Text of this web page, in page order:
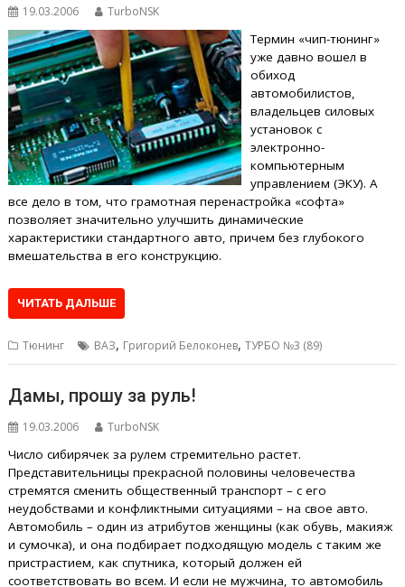
19.03.2006 TurboNSK
Термин «чип-тюнинг»
уже давно вошел в
обиход
автомобилистов,
владельцев силовых
установок с
электронно-
компьютерным
управлением (ЭКУ). А
все дело в том, что грамотная перенастройка «софта»
позволяет значительно улучшить динамические
характеристики стандартного авто, причем без глубокого
вмешательства в его конструкцию.
ЧИТАТЬ ДАЛЬШЕ
Тюнинг ВАЗ, Григорий Белоконев,ТУРБО №3 (89)
Дамы, прошу за руль!
19.03.2006 TurboNSK
Число сибирячек за рулем стремительно растет.
Представительницы прекрасной половины человечества
стремятся сменить общественный транспорт – с его
неудобствами и конфликтными ситуациями – на свое авто.
Автомобиль – один из атрибутов женщины (как обувь, макияж
и сумочка), и она подбирает подходящую модель с таким же
пристрастием, как спутника, который должен ей
соответствовать во всем. И если не мужчина, то автомобиль